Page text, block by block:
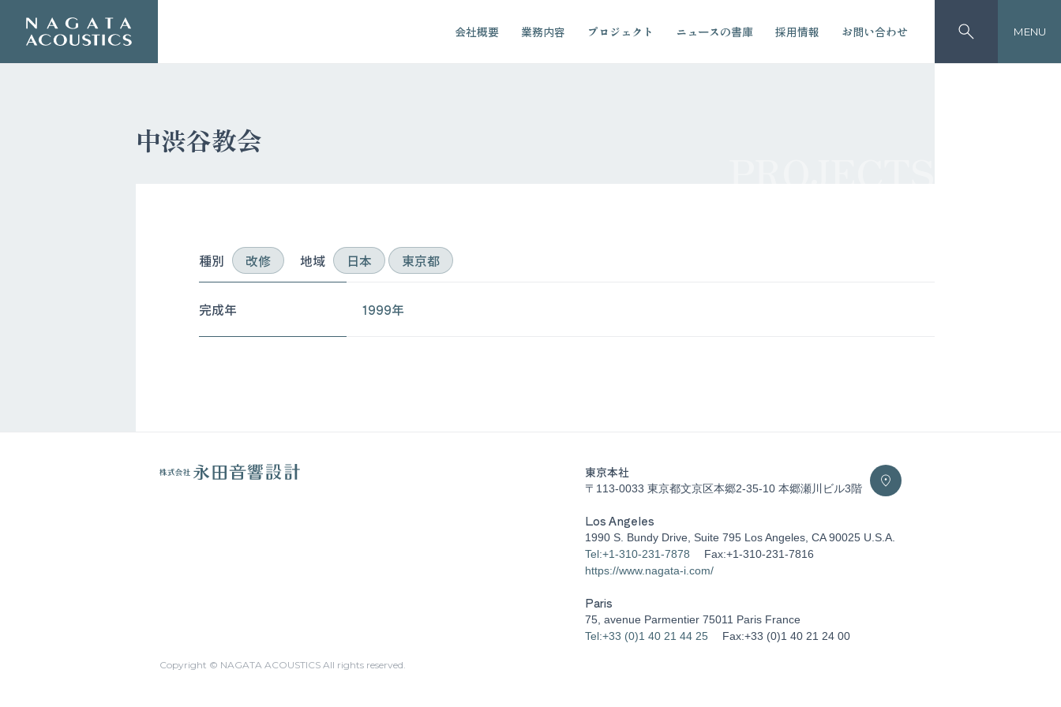
会社概要 業務内容 プロジェクト ニュースの書庫 採用情報 お問い合わせ MENU
中渋谷教会
種別 改修 地域 日本 東京都
完成年 1999年
東京本社
〒113-0033 東京都文京区本郷2-35-10 本郷瀬川ビル3階
Los Angeles
1990 S. Bundy Drive, Suite 795 Los Angeles, CA 90025 U.S.A.
Tel:+1-310-231-7878
Fax:+1-310-231-7816
https://www.nagata-i.com/
Paris
75, avenue Parmentier 75011 Paris France
Tel:+33 (0)1 40 21 44 25
Fax:+33 (0)1 40 21 24 00
Copyright © NAGATA ACOUSTICS All rights reserved.